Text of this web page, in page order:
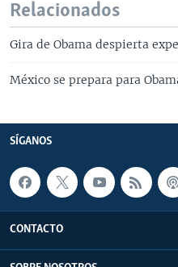
Relacionados
Gira de Obama despierta
México se prepara para
SÍGANOS
CONTACTO